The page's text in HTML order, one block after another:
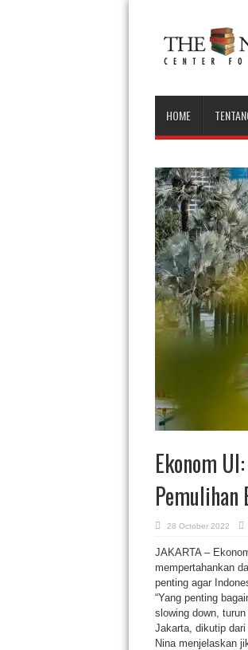
HOME
Ekonom
Pemulihan
28 October 2022
JAKARTA –
mempertahankan
penting agar
“Yang penting
slowing down,
Jakarta, dikutip dari
Nina menjelaskan